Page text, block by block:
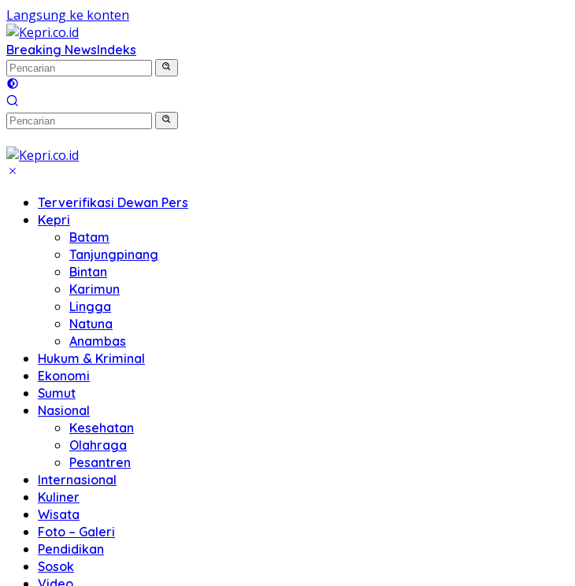
Langsung ke konten
Breaking NewsIndeks
Terverifikasi Dewan Pers
Kepri
Batam
Tanjungpinang
Bintan
Karimun
Lingga
Natuna
Anambas
Hukum & Kriminal
Ekonomi
Sumut
Nasional
Kesehatan
Olahraga
Pesantren
Internasional
Kuliner
Wisata
Foto – Galeri
Pendidikan
Sosok